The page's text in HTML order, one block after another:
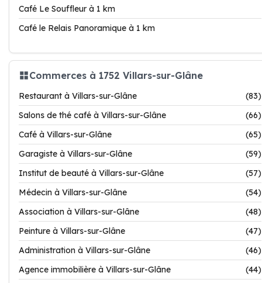
Café Le Souffleur à 1 km
Café le Relais Panoramique à 1 km
Commerces à 1752 Villars-sur-Glâne
Restaurant à Villars-sur-Glâne
(83)
Salons de thé café à Villars-sur-Glâne
(66)
Café à Villars-sur-Glâne
(65)
Garagiste à Villars-sur-Glâne
(59)
Institut de beauté à Villars-sur-Glâne
(57)
Médecin à Villars-sur-Glâne
(54)
Association à Villars-sur-Glâne
(48)
Peinture à Villars-sur-Glâne
(47)
Administration à Villars-sur-Glâne
(46)
Agence immobilière à Villars-sur-Glâne
(44)